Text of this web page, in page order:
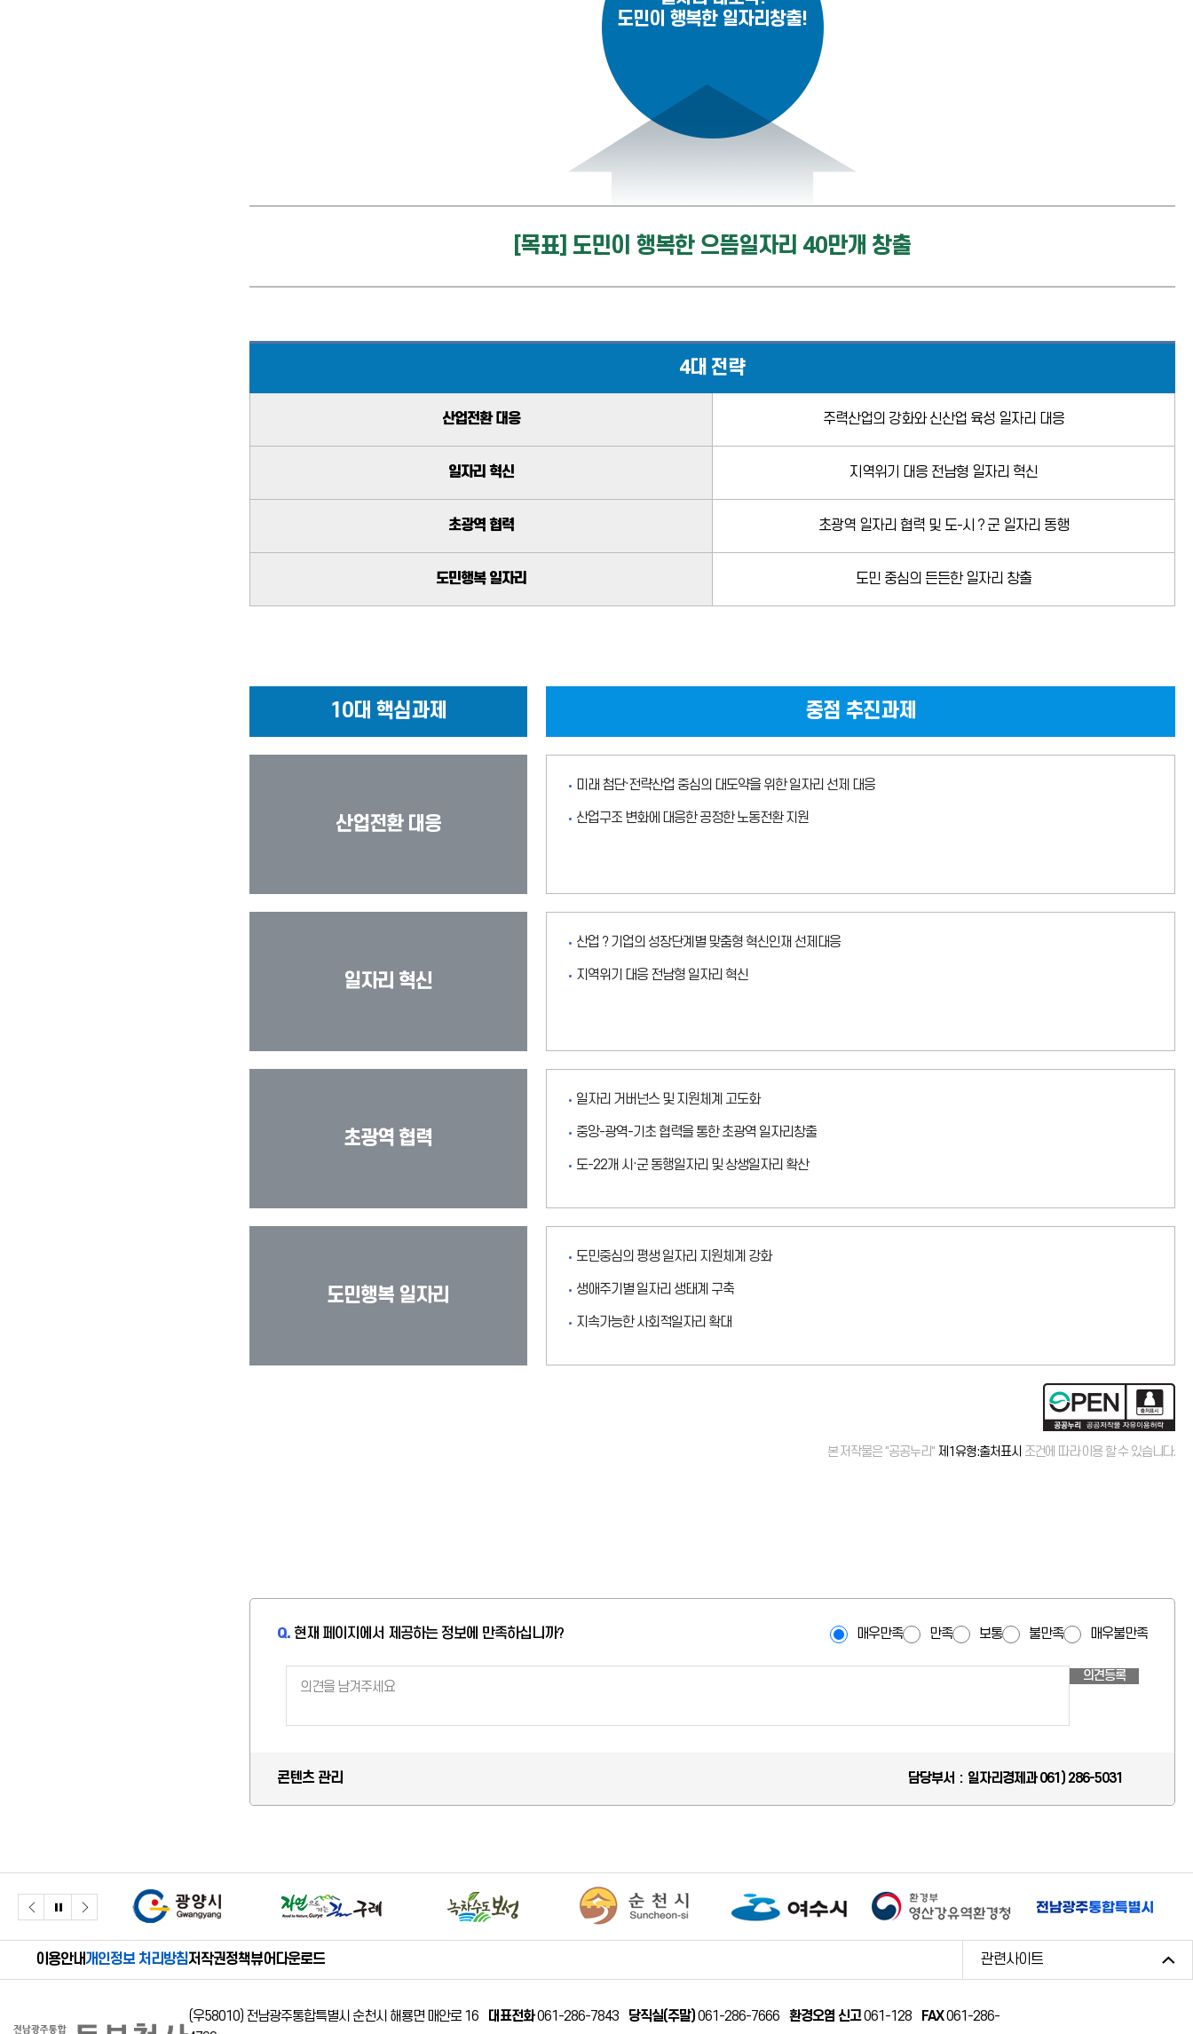
도민이 행복한 일자리창출!
[목표] 도민이 행복한 으뜸일자리 40만개 창출
4대 전략
산업전환 대응 주력산업의 강화와 신산업 육성 일자리 대응
일자리 혁신 지역위기 대응 전남형 일자리 혁신
초광역 협력 초광역 일자리 협력 및 도-시？군 일자리 동행
도민행복 일자리 도민 중심의 든든한 일자리 창출
10대 핵심과제 중점 추진과제
산업전환 대응
미래 첨단·전략산업 중심의 대도약을 위한 일자리 선제 대응
산업구조 변화에 대응한 공정한 노동전환 지원
일자리 혁신
산업？기업의 성장단계별 맞춤형 혁신인재 선제대응
지역위기 대응 전남형 일자리 혁신
초광역 협력
일자리 거버넌스 및 지원체계 고도화
중앙-광역-기초 협력을 통한 초광역 일자리창출
도-22개 시·군 동행일자리 및 상생일자리 확산
도민행복 일자리
도민중심의 평생 일자리 지원체계 강화
생애주기별 일자리 생태계 구축
지속가능한 사회적일자리 확대
본 저작물은 "공공누리" 제1유형:출처표시 조건에 따라 이용 할 수 있습니다.
Q.현재 페이지에서 제공하는 정보에 만족하십니까? 매우만족 만족 보통 불만족 매우불만족
의견등록
콘텐츠 관리 담당부서 : 일자리경제과 061) 286-5031
이용안내개인정보 처리방침저작권정책뷰어다운로드 관련사이트
(우58010) 전남광주통합특별시 순천시 해룡면 매안로 16 대표전화061-286-7843 당직실(주말)061-286-7666 환경오염 신고061-128 FAX061-286-